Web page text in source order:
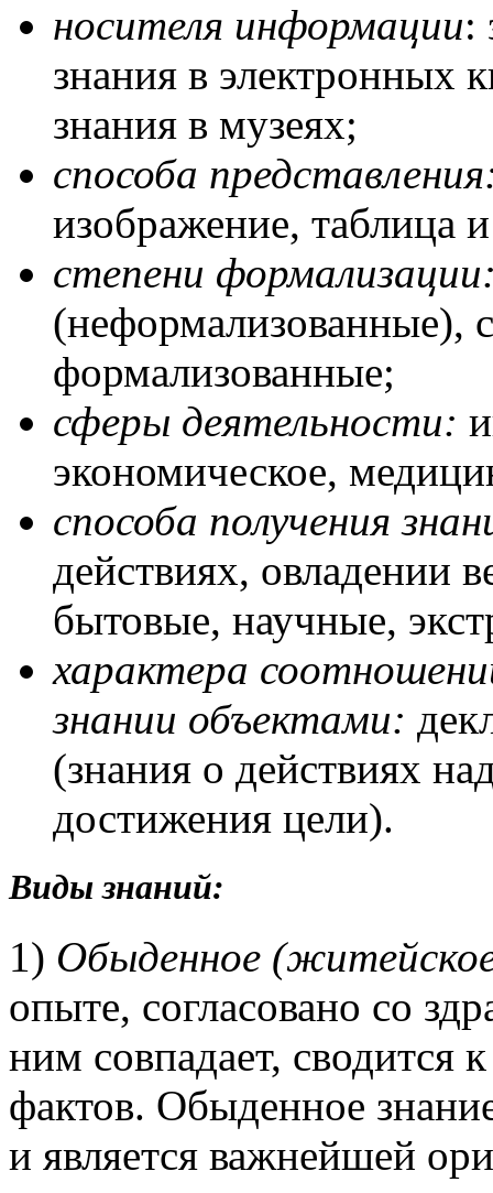
носителя информации:
знания в электронных
знания в музеях;
способа
изображение, таблица
степени
(неформализованные),
формализованные;
сферы деятельности:
экономическое,
способа получения
действиях, овладении
бытовые, научные,
характера
знании объектами:
(знания о действиях
достижения цели).
Виды знаний:
1) Обыденное
опыте, согласовано со
ним совпадает, сводится
фактов. Обыденное
и является важнейшей